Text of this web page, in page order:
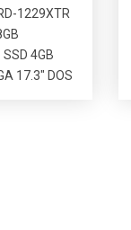
1229XTR
4GB
17.3″ DOS